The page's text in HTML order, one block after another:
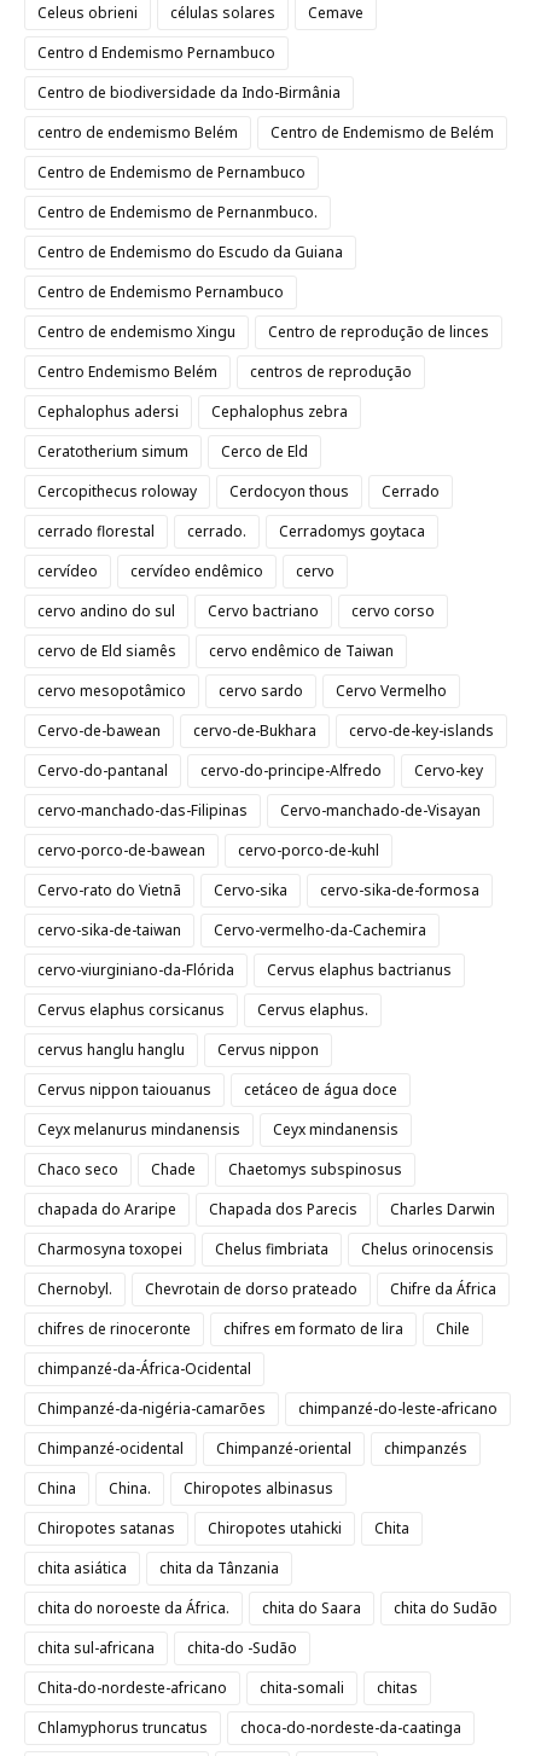
Celeus obrieni células solares
Cemave
Centro d Endemismo Pernambuco
Centro de biodiversidade da Indo-Birmânia
centro de endemismo Belém
Centro de Endemismo de Belém
Centro de Endemismo de Pernambuco
Centro de Endemismo de Pernanmbuco.
Centro de Endemismo do Escudo da Guiana
Centro de Endemismo Pernambuco
Centro de endemismo Xingu
Centro de reprodução de linces
Centro Endemismo Belém
centros de reprodução
Cephalophus adersi
Cephalophus zebra
Ceratotherium simum
Cerco de Eld
Cercopithecus roloway
Cerdocyon thous
Cerrado
cerrado florestal
cerrado.
Cerradomys goytaca
cervídeo
cervídeo endêmico
cervo
cervo andino do sul
Cervo bactriano
cervo corso
cervo de Eld siamês
cervo endêmico de Taiwan
cervo mesopotâmico
cervo sardo
Cervo Vermelho
Cervo-de-bawean
cervo-de-Bukhara
cervo-de-key-islands
Cervo-do-pantanal
cervo-do-principe-Alfredo
Cervo-key
cervo-manchado-das-Filipinas
Cervo-manchado-de-Visayan
cervo-porco-de-bawean
cervo-porco-de-kuhl
Cervo-rato do Vietnã
Cervo-sika
cervo-sika-de-formosa
cervo-sika-de-taiwan
Cervo-vermelho-da-Cachemira
cervo-viurginiano-da-Flórida
Cervus elaphus bactrianus
Cervus elaphus corsicanus
Cervus elaphus.
cervus hanglu hanglu
Cervus nippon
Cervus nippon taiouanus
cetáceo de água doce
Ceyx melanurus mindanensis
Ceyx mindanensis
Chaco seco
Chade
Chaetomys subspinosus
chapada do Araripe
Chapada dos Parecis
Charles Darwin
Charmosyna toxopei
Chelus fimbriata
Chelus orinocensis
Chernobyl.
Chevrotain de dorso prateado
Chifre da África
chifres de rinoceronte
chifres em formato de lira
Chile
chimpanzé-da-África-Ocidental
Chimpanzé-da-nigéria-camarões
chimpanzé-do-leste-africano
Chimpanzé-ocidental
Chimpanzé-oriental
chimpanzés
China
China.
Chiropotes albinasus
Chiropotes satanas
Chiropotes utahicki
Chita
chita asiática
chita da Tânzania
chita do noroeste da África.
chita do Saara
chita do Sudão
chita sul-africana
chita-do -Sudão
Chita-do-nordeste-africano
chita-somali
chitas
Chlamyphorus truncatus
choca-do-nordeste-da-caatinga